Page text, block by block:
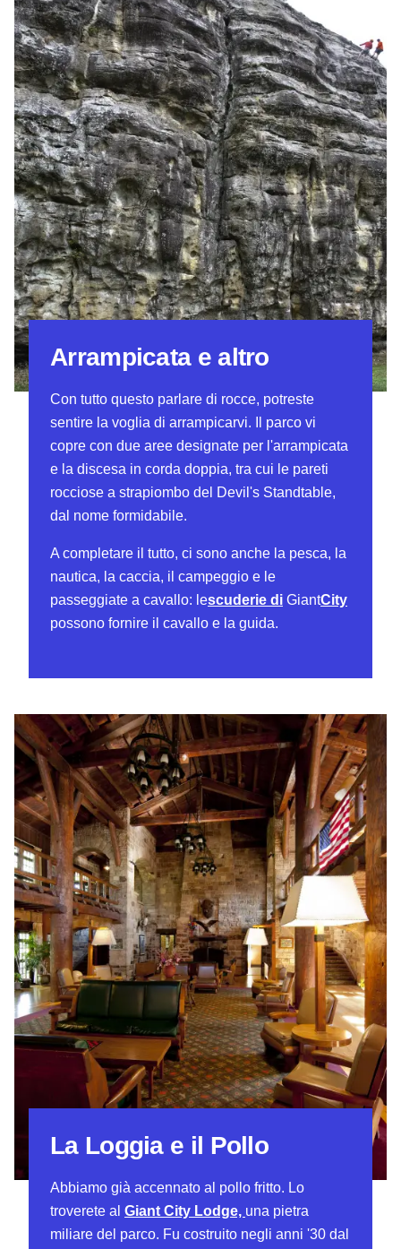
Arrampicata e altro
Con tutto questo parlare di rocce, potreste
sentire la voglia di arrampicarvi. Il parco vi
copre con due aree designate per l'arrampicata
e la discesa in corda doppia, tra cui le pareti
rocciose a strapiombo del Devil's Standtable,
dal nome formidabile.
A completare il tutto, ci sono anche la pesca, la
nautica, la caccia, il campeggio e le
passeggiate a cavallo: lescuderie di GiantCity
possono fornire il cavallo e la guida.
La Loggia e il Pollo
Abbiamo già accennato al pollo fritto. Lo
troverete al Giant City Lodge, una pietra
miliare del parco. Fu costruito negli anni '30 dal